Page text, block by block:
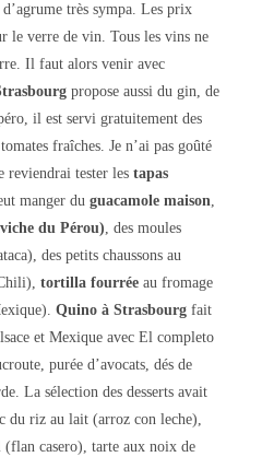
très sympa. Les prix
le verre de vin. Tous les vins ne
Il faut alors venir avec
propose aussi du gin, de
il est servi gratuitement des
fraîches. Je n’ai pas goûté
reviendrai tester les tapas
manger du guacamole maison,
du Pérou), des moules
des petits chaussons au
tortilla fourrée au fromage
Quino à Strasbourg fait
et Mexique avec El completo
purée d’avocats, dés de
La sélection des desserts avait
du riz au lait (arroz con leche),
casero), tarte aux noix de